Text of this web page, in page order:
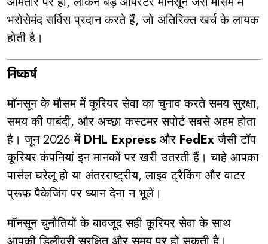
भरोसेमंद सर्विस प्रदान करते हैं, जो अतिरिक्त खर्च के लायक
होती है।
निष्कर्ष
मॉनसून के मौसम में कूरियर सेवा का चुनाव करते समय सुरक्षा,
समय की पाबंदी, और अच्छा कस्टमर सपोर्ट सबसे अहम होता
है। जून 2026 में DHL Express और FedExजैसी टॉप
कूरियर कंपनियां इन मानकों पर खरी उतरती हैं। चाहे आपका
पार्सल घरेलू हो या अंतरराष्ट्रीय, लाइव ट्रैकिंग और वाटर
प्रूफ पैकेजिंग पर ध्यान देना न भूलें।
मॉनसून चुनौतियों के बावजूद सही कूरियर सेवा के साथ